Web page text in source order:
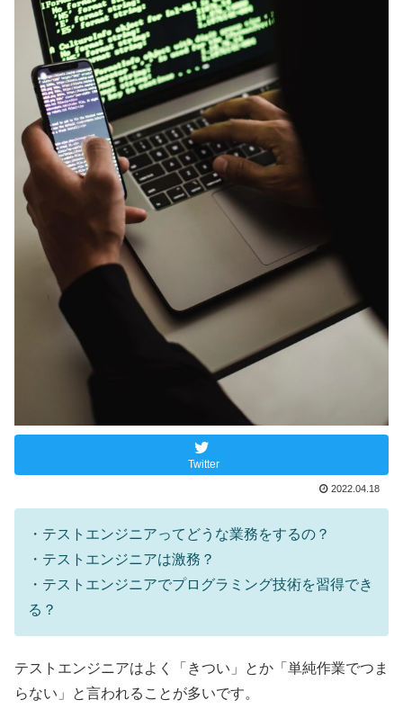
Twitter
2022.04.18
・テストエンジニアってどうな業務をするの？
・テストエンジニアは激務？
・テストエンジニアでプログラミング技術を習得でき
る？
テストエンジニアはよく「きつい」とか「単純作業でつま
らない」と言われることが多いです。